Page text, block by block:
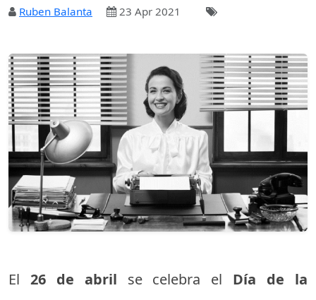
Ruben Balanta 23 Apr 2021
El 26 de abril se celebra el Día de la